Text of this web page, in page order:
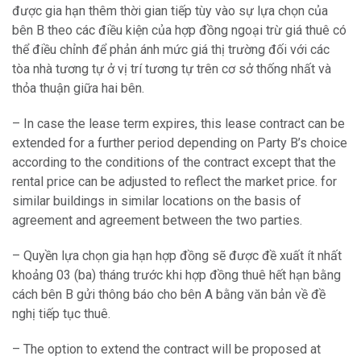
được gia hạn thêm thời gian tiếp tùy vào sự lựa chọn của
bên B theo các điều kiện của hợp đồng ngoại trừ giá thuê có
thể điều chỉnh để phản ánh mức giá thị trường đối với các
tòa nhà tương tự ở vị trí tương tự trên cơ sở thống nhất và
thỏa thuận giữa hai bên.
– In case the lease term expires, this lease contract can be
extended for a further period depending on Party B’s choice
according to the conditions of the contract except that the
rental price can be adjusted to reflect the market price. for
similar buildings in similar locations on the basis of
agreement and agreement between the two parties.
– Quyền lựa chọn gia hạn hợp đồng sẽ được đề xuất ít nhất
khoảng 03 (ba) tháng trước khi hợp đồng thuê hết hạn bằng
cách bên B gửi thông báo cho bên A bằng văn bản về đề
nghị tiếp tục thuê.
– The option to extend the contract will be proposed at